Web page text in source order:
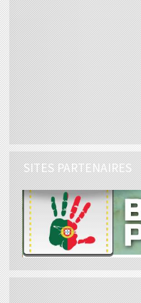
SITES PARTENAIRES